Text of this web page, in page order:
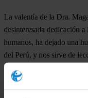
La valentía de la Dra.
desinteresada dedicación
humanos, ha dejado una
del Perú, y nos sirve de
Nuestros pensamientos